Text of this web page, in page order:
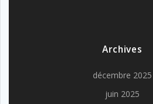
Archives
décembre 2025
juin 2025